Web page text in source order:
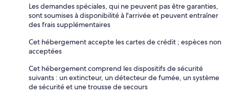
Les demandes spéciales, qui ne peuvent pas être garanties,
sont soumises à disponibilité à l'arrivée et peuvent entraîner
des frais supplémentaires
Cet hébergement accepte les cartes de crédit ; espèces non
acceptées
Cet hébergement comprend les dispositifs de sécurité
suivants : un extincteur, un détecteur de fumée, un système
de sécurité et une trousse de secours